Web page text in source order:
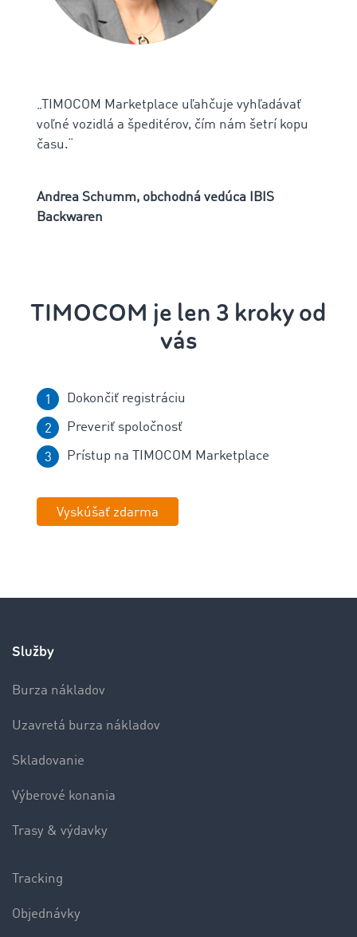
„TIMOCOM Marketplace uľahčuje vyhľadávať
voľné vozidlá a špeditérov, čím nám šetrí kopu
času.“
Andrea Schumm, obchodná vedúca IBIS
Backwaren
TIMOCOM je len 3 kroky od
vás
Dokončiť registráciu
Preveriť spoločnosť
Prístup na TIMOCOM Marketplace
Vyskúšať zdarma
Služby
Burza nákladov
Uzavretá burza nákladov
Skladovanie
Výberové konania
Trasy & výdavky
Tracking
Objednávky